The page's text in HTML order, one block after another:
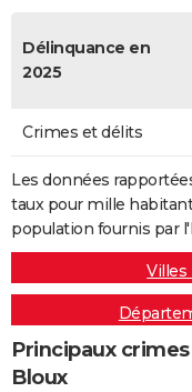
Délinquance en
2025
Crimes et délits
Les données
taux pour mille
population fournis par
Villes
Principaux
Bloux